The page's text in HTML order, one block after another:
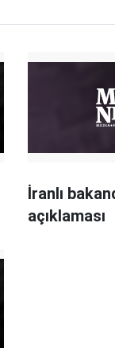
İranlı
açıklaması